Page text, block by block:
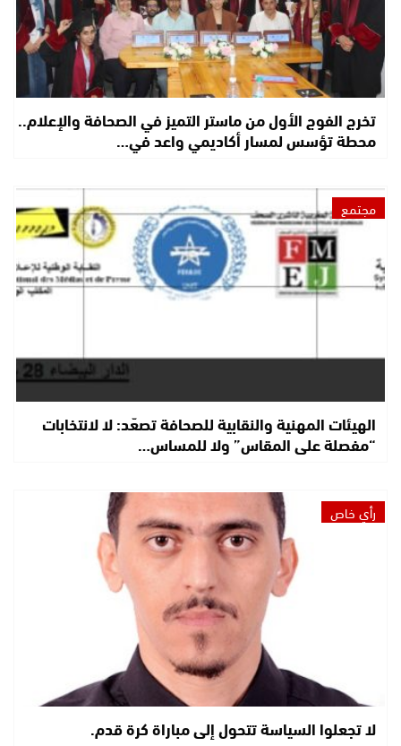
تخرج الفوج الأول من ماستر التميز في الصحافة والإعلام..
محطة تؤسس لمسار أكاديمي واعد في…
مجتمع
الهيئات المهنية والنقابية للصحافة تصعّد: لا لانتخابات
“مفصلة على المقاس” ولا للمساس…
رأي خاص
لا تجعلوا السياسة تتحول إلى مباراة كرة قدم.